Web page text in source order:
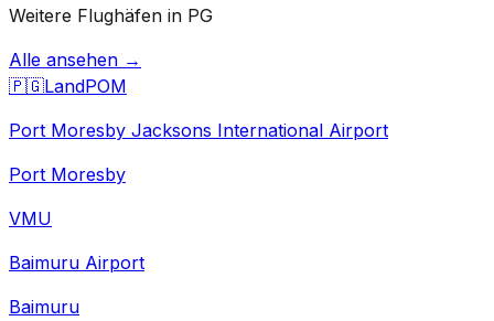
Weitere Flughäfen in PG
Alle ansehen →
🇵🇬LandPOM
Port Moresby Jacksons International Airport
Port Moresby
VMU
Baimuru Airport
Baimuru